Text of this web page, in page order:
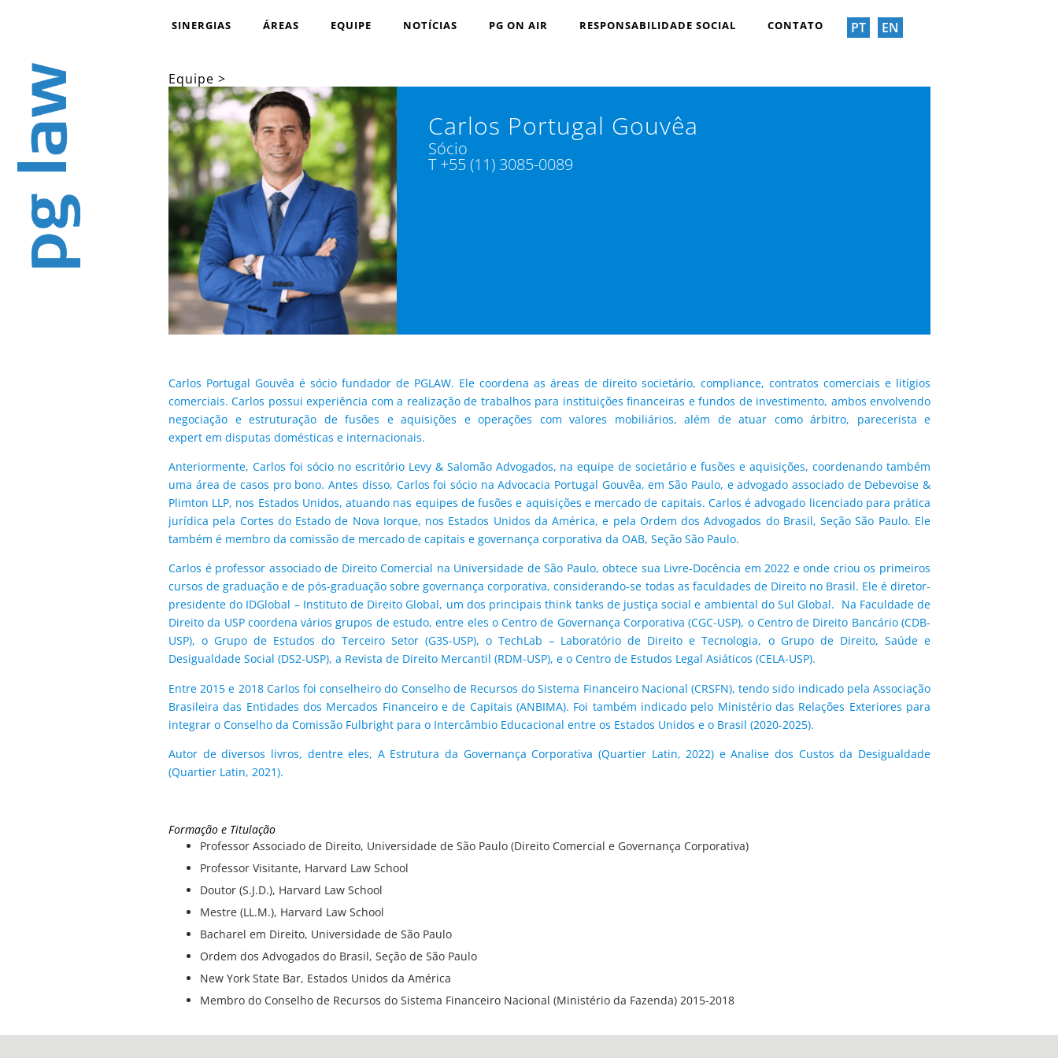
SINERGIAS ÁREAS EQUIPE NOTÍCIAS PG ON AIR RESPONSABILIDADE SOCIAL CONTATO PT EN
Equipe >
Carlos Portugal Gouvêa
Sócio
T +55 (11) 3085-0089
Carlos Portugal Gouvêa é sócio fundador de PGLAW. Ele coordena as áreas de direito societário, compliance, contratos comerciais e litígios
comerciais. Carlos possui experiência com a realização de trabalhos para instituições financeiras e fundos de investimento, ambos envolvendo
negociação e estruturação de fusões e aquisições e operações com valores mobiliários, além de atuar como árbitro, parecerista e
expert em disputas domésticas e internacionais.
Anteriormente, Carlos foi sócio no escritório Levy & Salomão Advogados, na equipe de societário e fusões e aquisições, coordenando também
uma área de casos pro bono. Antes disso, Carlos foi sócio na Advocacia Portugal Gouvêa, em São Paulo, e advogado associado de Debevoise &
Plimton LLP, nos Estados Unidos, atuando nas equipes de fusões e aquisições e mercado de capitais. Carlos é advogado licenciado para prática
jurídica pela Cortes do Estado de Nova Iorque, nos Estados Unidos da América, e pela Ordem dos Advogados do Brasil, Seção São Paulo. Ele
também é membro da comissão de mercado de capitais e governança corporativa da OAB, Seção São Paulo.
Carlos é professor associado de Direito Comercial na Universidade de São Paulo, obtece sua Livre-Docência em 2022 e onde criou os primeiros
cursos de graduação e de pós-graduação sobre governança corporativa, considerando-se todas as faculdades de Direito no Brasil. Ele é diretor-
presidente do IDGlobal – Instituto de Direito Global, um dos principais think tanks de justiça social e ambiental do Sul Global. Na Faculdade de
Direito da USP coordena vários grupos de estudo, entre eles o Centro de Governança Corporativa (CGC-USP), o Centro de Direito Bancário (CDB-
USP), o Grupo de Estudos do Terceiro Setor (G3S-USP), o TechLab – Laboratório de Direito e Tecnologia, o Grupo de Direito, Saúde e
Desigualdade Social (DS2-USP), a Revista de Direito Mercantil (RDM-USP), e o Centro de Estudos Legal Asiáticos (CELA-USP).
Entre 2015 e 2018 Carlos foi conselheiro do Conselho de Recursos do Sistema Financeiro Nacional (CRSFN), tendo sido indicado pela Associação
Brasileira das Entidades dos Mercados Financeiro e de Capitais (ANBIMA). Foi também indicado pelo Ministério das Relações Exteriores para
integrar o Conselho da Comissão Fulbright para o Intercâmbio Educacional entre os Estados Unidos e o Brasil (2020-2025).
Autor de diversos livros, dentre eles, A Estrutura da Governança Corporativa (Quartier Latin, 2022) e Analise dos Custos da Desigualdade
(Quartier Latin, 2021).
Formação e Titulação
Professor Associado de Direito, Universidade de São Paulo (Direito Comercial e Governança Corporativa)
Professor Visitante, Harvard Law School
Doutor (S.J.D.), Harvard Law School
Mestre (LL.M.), Harvard Law School
Bacharel em Direito, Universidade de São Paulo
Ordem dos Advogados do Brasil, Seção de São Paulo
New York State Bar, Estados Unidos da América
Membro do Conselho de Recursos do Sistema Financeiro Nacional (Ministério da Fazenda) 2015-2018